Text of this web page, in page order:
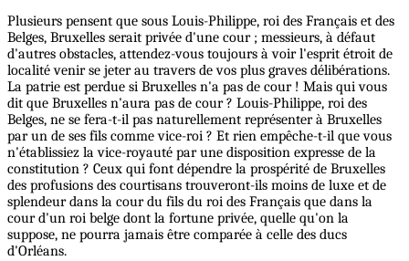
Plusieurs pensent que sous Louis-Philippe, roi des Français et des
Belges, Bruxelles serait privée d'une cour ; messieurs, à défaut
d'autres obstacles, attendez-vous toujours à voir l'esprit étroit de
localité venir se jeter au travers de vos plus graves délibérations.
La patrie est perdue si Bruxelles n'a pas de cour ! Mais qui vous
dit que Bruxelles n'aura pas de cour ? Louis-Philippe, roi des
Belges, ne se fera-t-il pas naturellement représenter à Bruxelles
par un de ses fils comme vice-roi ? Et rien empêche-t-il que vous
n'établissiez la vice-royauté par une disposition expresse de la
constitution ? Ceux qui font dépendre la prospérité de Bruxelles
des profusions des courtisans trouveront-ils moins de luxe et de
splendeur dans la cour du fils du roi des Français que dans la
cour d'un roi belge dont la fortune privée, quelle qu'on la
suppose, ne pourra jamais être comparée à celle des ducs
d'Orléans.